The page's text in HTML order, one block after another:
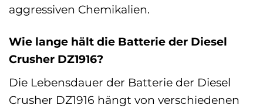
aggressiven Chemikalien.
Wie lange hält die Batterie der Diesel
Crusher DZ1916?
Die Lebensdauer der Batterie der Diesel
Crusher DZ1916 hängt von verschiedenen